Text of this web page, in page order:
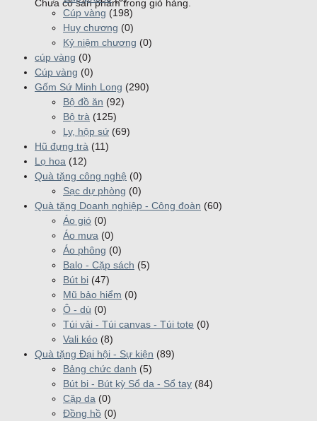
Chưa có sản phẩm trong giỏ hàng.
Cúp vàng (198)
Huy chương (0)
Kỷ niệm chương (0)
cúp vàng (0)
Cúp vàng (0)
Gốm Sứ Minh Long (290)
Bộ đồ ăn (92)
Bộ trà (125)
Ly, hộp sứ (69)
Hũ đựng trà (11)
Lọ hoa (12)
Quà tặng công nghệ (0)
Sạc dự phòng (0)
Quà tặng Doanh nghiệp - Công đoàn (60)
Áo gió (0)
Áo mưa (0)
Áo phông (0)
Balo - Cặp sách (5)
Bút bi (47)
Mũ bảo hiểm (0)
Ô - dù (0)
Túi vải - Túi canvas - Túi tote (0)
Vali kéo (8)
Quà tặng Đại hội - Sự kiện (89)
Bảng chức danh (5)
Bút bi - Bút kỳ Sổ da - Sổ tay (84)
Cặp da (0)
Đồng hồ (0)